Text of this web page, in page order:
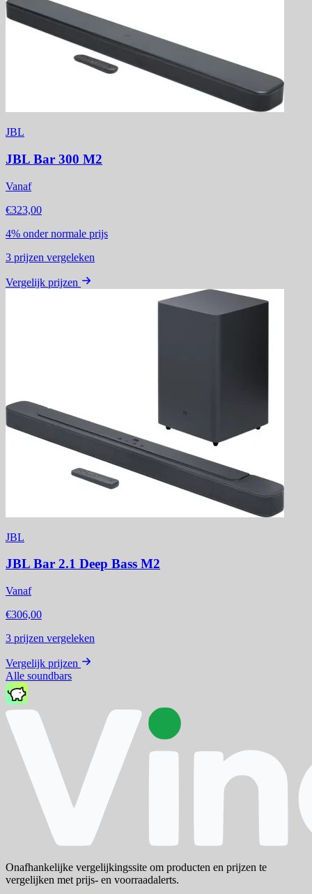
JBL
JBL Bar 300 M2
Vanaf
€323,00
4% onder normale prijs
3 prijzen vergeleken
Vergelijk prijzen
JBL
JBL Bar 2.1 Deep Bass M2
Vanaf
€306,00
3 prijzen vergeleken
Vergelijk prijzen
Alle soundbars
Onafhankelijke vergelijkingssite om producten en prijzen te
vergelijken met prijs- en voorraadalerts.